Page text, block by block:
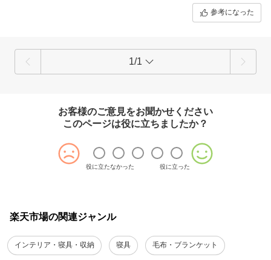
これからもお客様に喜んでいただける商品を提供できるよう、スタッフ
参考になった
1/1
お客様のご意見をお聞かせください
このページは役に立ちましたか？
役に立たなかった 役に立った
楽天市場の関連ジャンル
インテリア・寝具・収納 寝具 毛布・ブランケット